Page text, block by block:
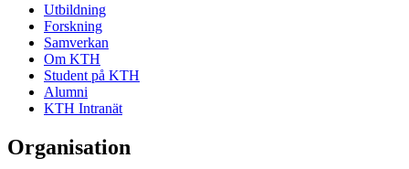
Utbildning
Forskning
Samverkan
Om KTH
Student på KTH
Alumni
KTH Intranät
Organisation